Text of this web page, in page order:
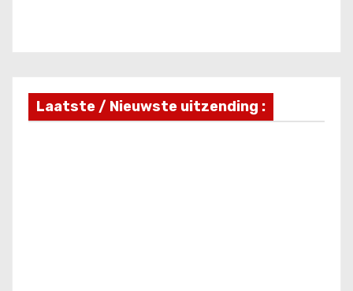
Laatste / Nieuwste uitzending :